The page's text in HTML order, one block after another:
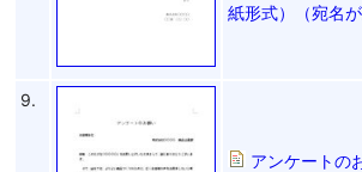
紙形式）（宛名
9.
アンケートの